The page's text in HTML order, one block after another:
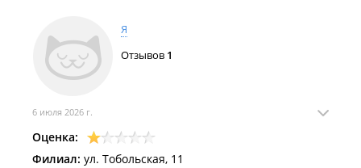
Я
Отзывов 1
6 июля 2026 г.
Оценка:
Филиал: ул. Тобольская, 11